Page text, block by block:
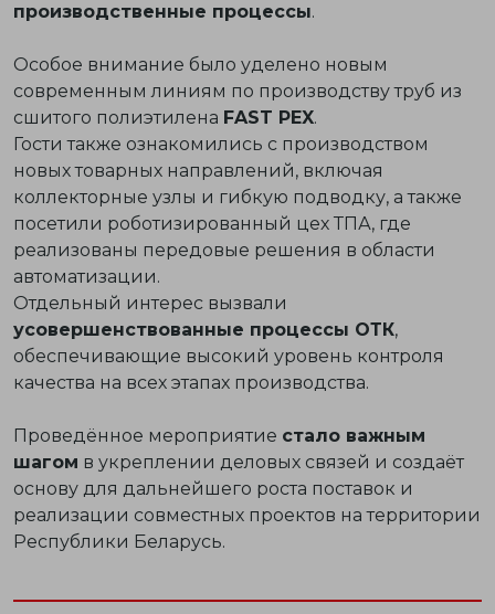
производственные процессы.
Особое внимание было уделено новым
современным линиям по производству труб из
сшитого полиэтилена FAST PEX.
Гости также ознакомились с производством
новых товарных направлений, включая
коллекторные узлы и гибкую подводку, а также
посетили роботизированный цех ТПА, где
реализованы передовые решения в области
автоматизации.
Отдельный интерес вызвали
усовершенствованные процессы ОТК,
обеспечивающие высокий уровень контроля
качества на всех этапах производства.
Проведённое мероприятие стало важным
шагом в укреплении деловых связей и создаёт
основу для дальнейшего роста поставок и
реализации совместных проектов на территории
Республики Беларусь.